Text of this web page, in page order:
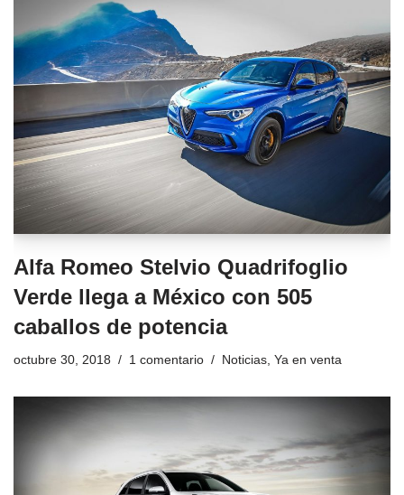
Alfa Romeo Stelvio Quadrifoglio
Verde llega a México con 505
caballos de potencia
octubre 30, 2018 1 comentario Noticias, Ya en venta